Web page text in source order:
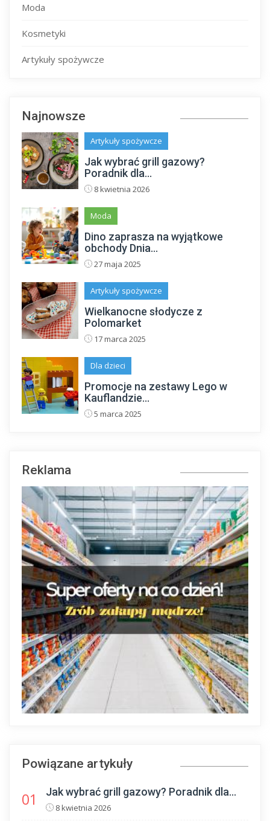
Moda
Kosmetyki
Artykuły spożywcze
Najnowsze
Artykuły spożywcze
Jak wybrać grill gazowy?
Poradnik dla...
8 kwietnia 2026
Moda
Dino zaprasza na wyjątkowe
obchody Dnia...
27 maja 2025
Artykuły spożywcze
Wielkanocne słodycze z
Polomarket
17 marca 2025
Dla dzieci
Promocje na zestawy Lego w
Kauflandzie...
5 marca 2025
Reklama
Powiązane artykuły
01 Jak wybrać grill gazowy? Poradnik dla...
8 kwietnia 2026